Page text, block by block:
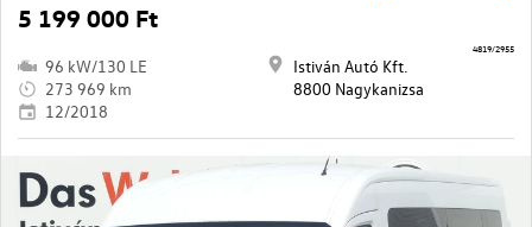
5 199 000 Ft
96 kW/130 LE
273 969 km
12/2018
Istiván Autó Kft.
8800 Nagykanizsa
4819/2955